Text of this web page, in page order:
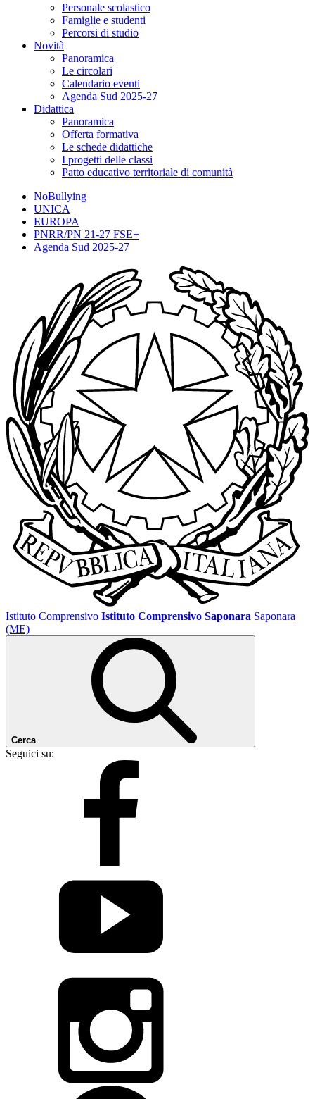
Personale scolastico
Famiglie e studenti
Percorsi di studio
Novità
Panoramica
Le circolari
Calendario eventi
Agenda Sud 2025-27
Didattica
Panoramica
Offerta formativa
Le schede didattiche
I progetti delle classi
Patto educativo territoriale di comunità
NoBullying
UNICA
EUROPA
PNRR/PN 21-27 FSE+
Agenda Sud 2025-27
Istituto Comprensivo Istituto Comprensivo Saponara Saponara
(ME)
Cerca
Seguici su: